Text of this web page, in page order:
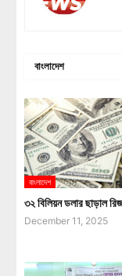
বাংলাদেশ
বাংলাদেশ
৩২ বিলিয়ন ডলার ছাড়াল
December 11, 2025